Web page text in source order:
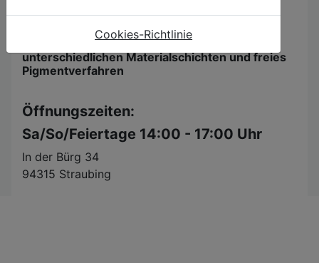
Acrylmalereien, Acrylkombinationen aus
unterschiedlichen Materialschichten und freies
Pigmentverfahren
Öffnungszeiten:
Sa/So/Feiertage 14:00 - 17:00 Uhr
In der Bürg 34
94315 Straubing
Cookies-Richtlinie